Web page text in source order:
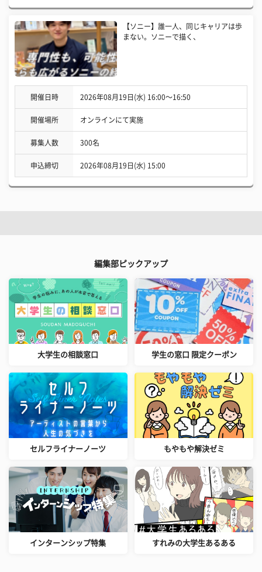
【ソニー】誰一人、同じキャリアは歩
まない。ソニーで描く、
開催日時 2026年08月19日(水) 16:00〜16:50
開催場所 オンラインにて実施
募集人数 300名
申込締切 2026年08月19日(水) 15:00
編集部ピックアップ
大学生の相談窓口 学生の窓口 限定クーポン
セルフライナーノーツ もやもや解決ゼミ
インターンシップ特集 すれみの大学生あるある